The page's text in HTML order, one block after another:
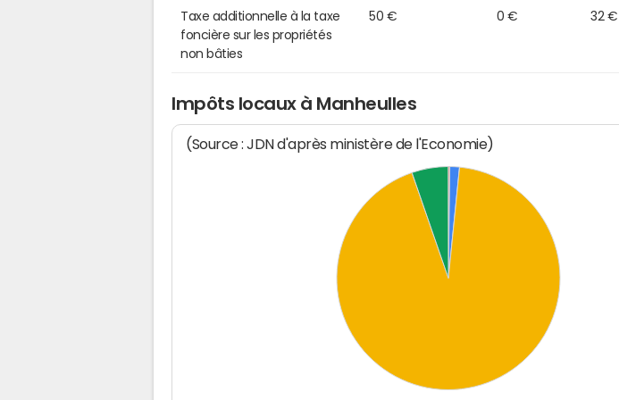
Taxe additionnelle à la taxe
foncière sur les propriétés
non bâties
50 € 0 € 32 €
Impôts locaux à Manheulles
(Source : JDN d'après ministère de l'Economie)